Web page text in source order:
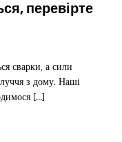
перевірте
сварки, а сили
з дому. Наші
[…]